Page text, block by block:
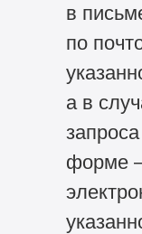
в
по
а в
форме